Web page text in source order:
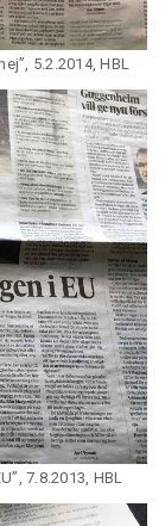
5.2.2014, HBL
7.8.2013, HBL